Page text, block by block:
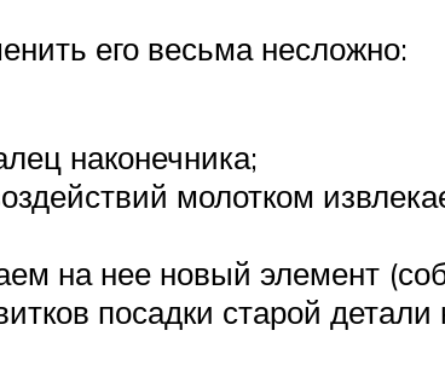
его весьма несложно:
наконечника;
молотком
на нее новый элемент
посадки старой детали